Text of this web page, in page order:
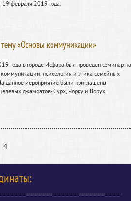
19 февраля 2019 года.
«Основы коммуникации»
года в городе Исфара был проведен семинар на
психология и этика семейных
данное мероприятие были приглашены
джамоатов- Сурх, Чорку и Ворух.
4